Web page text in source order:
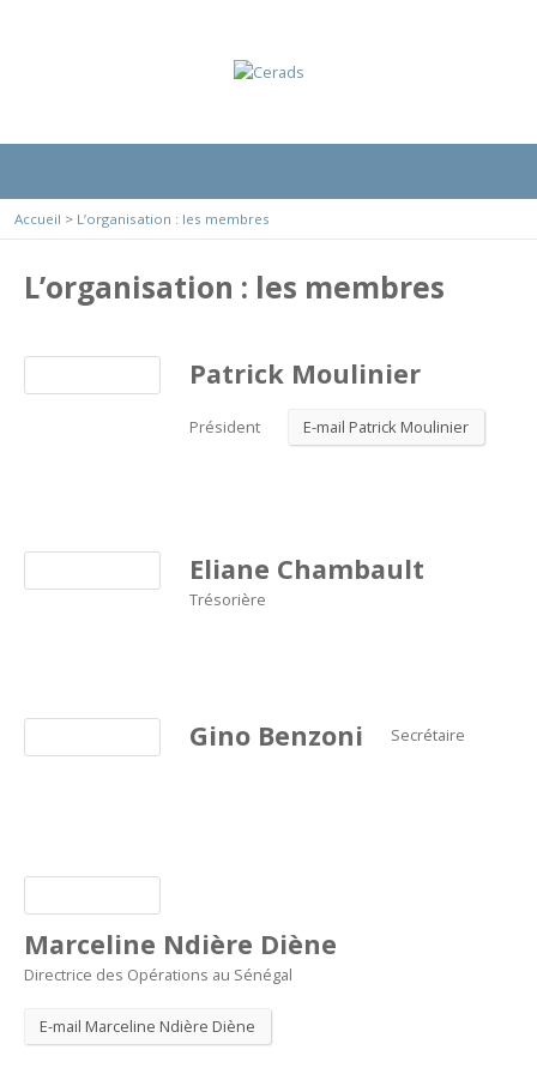
Accueil > L’organisation : les membres
L’organisation : les membres
Patrick Moulinier
Président E-mail Patrick Moulinier
Eliane Chambault
Trésorière
Gino Benzoni Secrétaire
Marceline Ndière Diène
Directrice des Opérations au Sénégal
E-mail Marceline Ndière Diène